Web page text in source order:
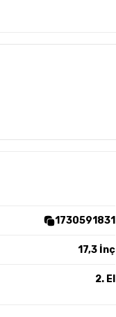
1730591831
17,3 İnç
2. El